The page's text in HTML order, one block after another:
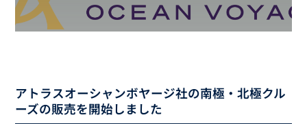
アトラスオーシャンボヤージ社の南極・北極クル
ーズの販売を開始しました